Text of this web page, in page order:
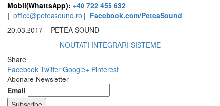
Mobil(WhattsApp): +40 722 455 632
| office@peteasound.ro | Facebook.com/PeteaSound
20.03.2017
PETEA SOUND
NOUTATI INTEGRARI SISTEME
Share
Facebook Twitter Google+ Pinterest
Abonare Newsletter
Email